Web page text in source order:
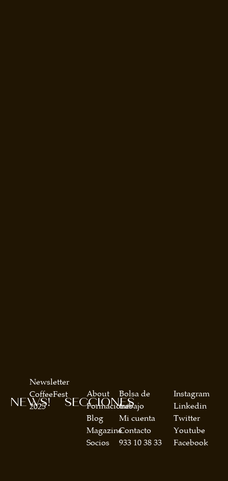
SECCIONES
About
Formaciones
Blog
Magazine
Socios
Bolsa de
trabajo
Mi cuenta
Contacto
933 10 38 33
NEWS!
Newsletter
CoffeeFest
2025
Instagram
Linkedin
Twitter
Youtube
Facebook